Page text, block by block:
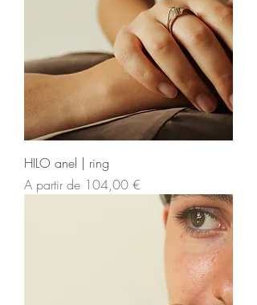
HILO anel | ring
A partir de 104,00 €
Preço promocional